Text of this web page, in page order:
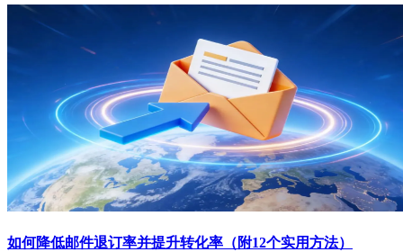
如何降低邮件退订率并提升转化率（附12个实用方法）